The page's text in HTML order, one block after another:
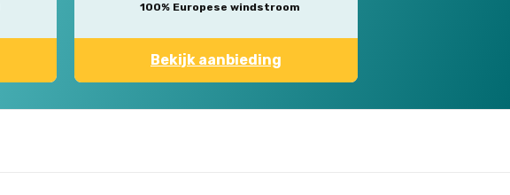
100% Europese windstroom
Bekijk aanbieding